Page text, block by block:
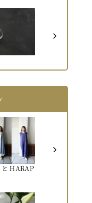
HARAP